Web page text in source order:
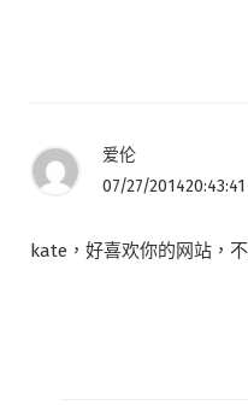
爱伦
07/27/201420:43:41
kate，好喜欢你的网站，